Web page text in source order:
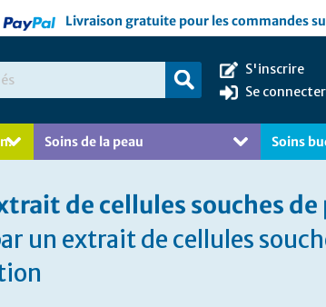
Livraison gratuite pour les commandes
S'inscrire
Se connecter
Soins de la peau Soins
de cellules souches
un extrait de cellules